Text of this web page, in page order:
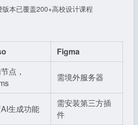
版本已覆盖200+高校设计课程
Figma
点，
需境外服务器
生成功能
需安装第三方插
件